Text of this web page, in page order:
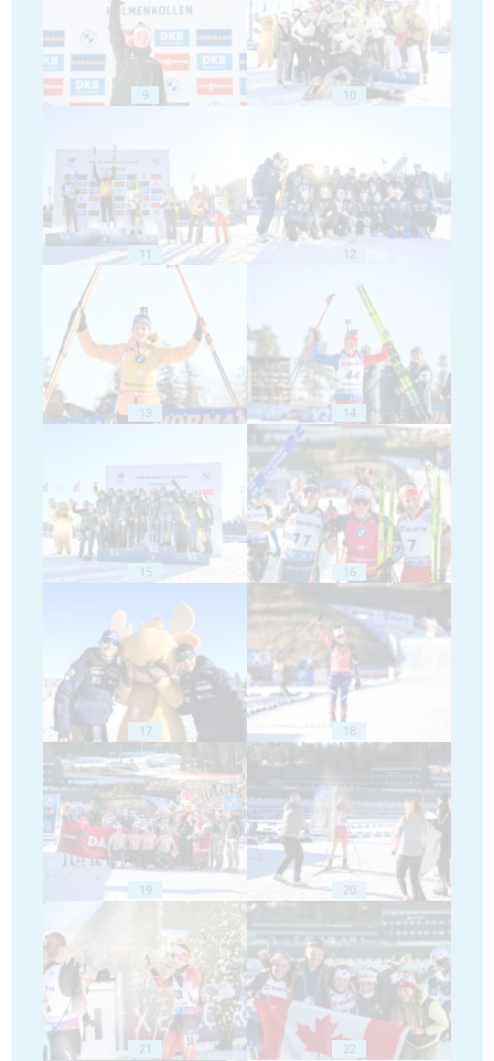
9 10
11 12
13 14
15 16
17 18
19 20
21 22